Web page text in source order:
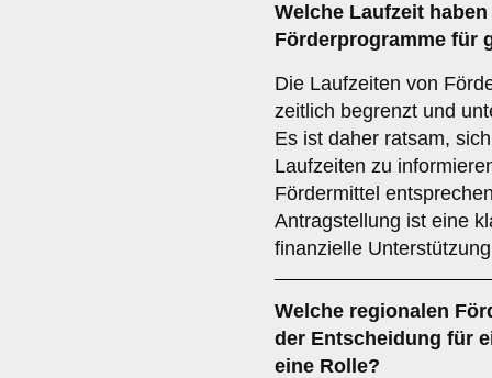
Welche Laufzeit
Förderprogramme für
Die Laufzeiten von
zeitlich begrenzt und
Es ist daher ratsam,
Laufzeiten zu
Fördermittel
Antragstellung ist eine
finanzielle
Welche regionalen
der Entscheidung für
eine Rolle?